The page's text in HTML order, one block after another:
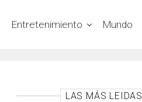
Entretenimiento Mundo
LAS MÁS LEIDAS